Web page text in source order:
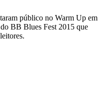
público no Warm Up em
BB Blues Fest 2015 que